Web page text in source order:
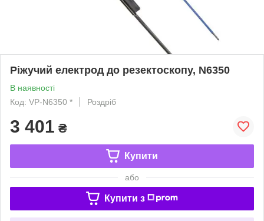
Ріжучий електрод до резектоскопу, N6350
В наявності
Код: VP-N6350 *
Роздріб
3 401 ₴
Купити
або
Купити з